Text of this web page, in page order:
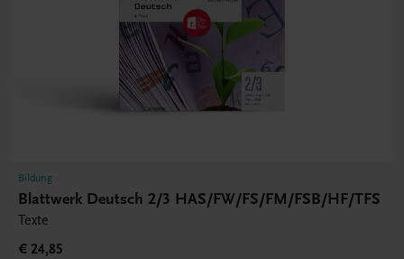
Bildung
Blattwerk Deutsch 2/3 HAS/FW/FS/FM/FSB/HF/TFS
Texte
€ 24,85